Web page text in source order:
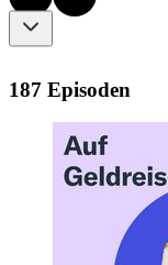
187 Episoden